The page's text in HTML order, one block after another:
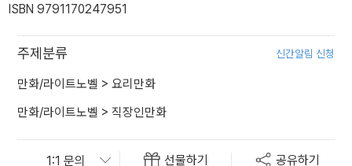
ISBN 9791170247951
주제분류 신간알림 신청
만화/라이트노벨 > 요리만화
만화/라이트노벨 > 직장인만화
선물하기 공유하기